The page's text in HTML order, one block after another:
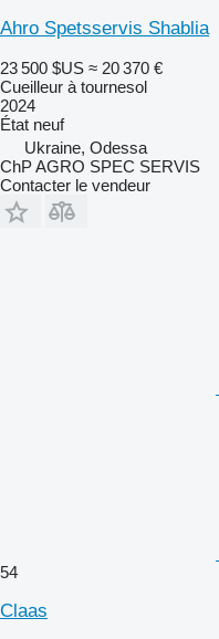
Ahro Spetsservis Shablia
23 500 $US ≈ 20 370 €
Cueilleur à tournesol
2024
État neuf
Ukraine, Odessa
ChP AGRO SPEC SERVIS
Contacter le vendeur
54
Claas